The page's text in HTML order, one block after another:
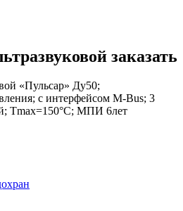
заказать
«Пульсар» Ду50;
с интерфейсом M-Bus; 3
Тmax=150°С; МПИ 6лет